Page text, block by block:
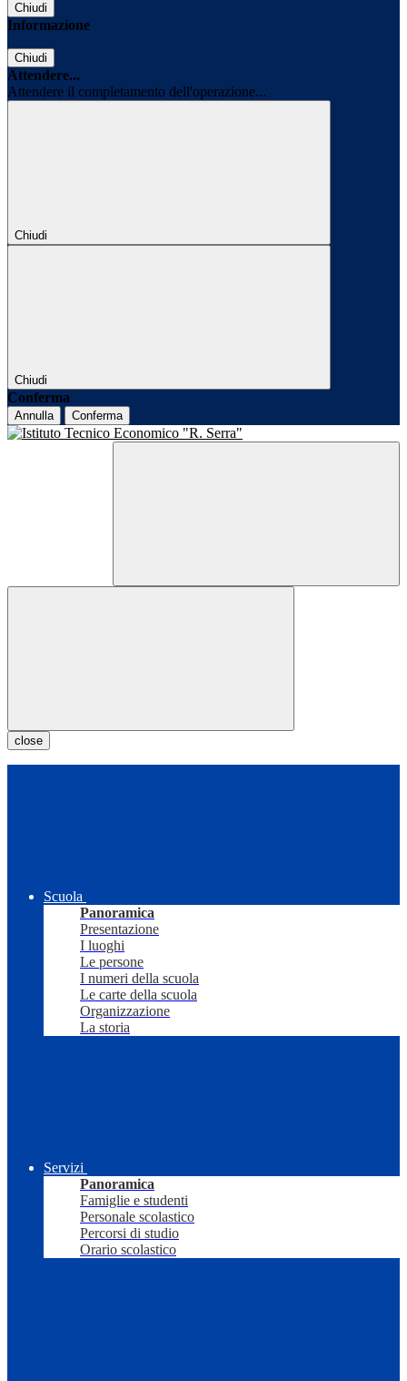
Chiudi
Informazione
Chiudi
Attendere...
Attendere il completamento dell'operazione...
Chiudi
Chiudi
Conferma
Annulla Conferma
close
Scuola
Panoramica
Presentazione
I luoghi
Le persone
I numeri della scuola
Le carte della scuola
Organizzazione
La storia
Servizi
Panoramica
Famiglie e studenti
Personale scolastico
Percorsi di studio
Orario scolastico